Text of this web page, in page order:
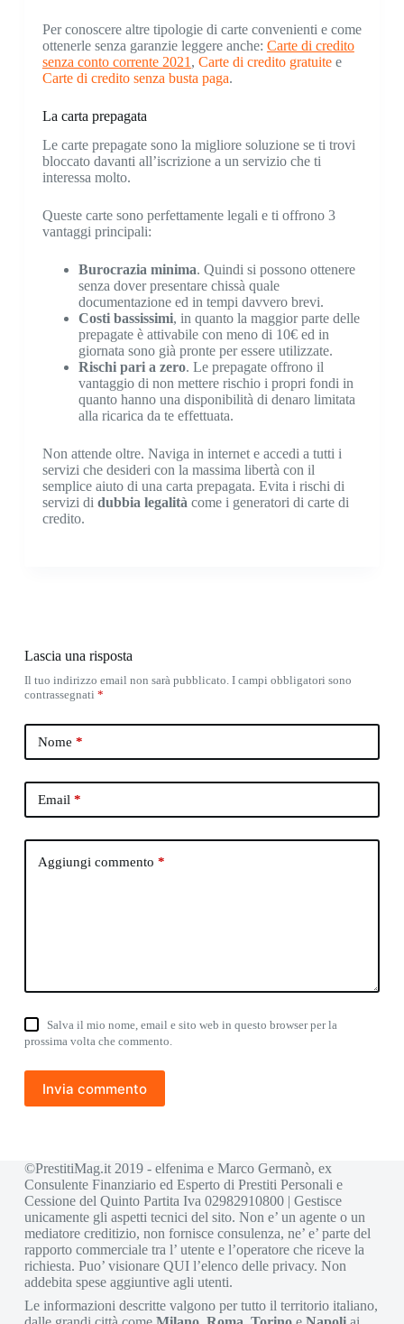
Per conoscere altre tipologie di carte convenienti e come
ottenerle senza garanzie leggere anche: Carte di credito
senza conto corrente 2021 , Carte di credito gratuitee
Carte di credito senza busta paga.
La carta prepagata
Le carte prepagate sono la migliore soluzione se ti trovi
bloccato davanti all’iscrizione a un servizio che ti
interessa molto.
Queste carte sono perfettamente legali e ti offrono 3
vantaggi principali:
Burocrazia minima. Quindi si possono ottenere
senza dover presentare chissà quale
documentazione ed in tempi davvero brevi.
Costi bassissimi, in quanto la maggior parte delle
prepagate è attivabile con meno di 10€ ed in
giornata sono già pronte per essere utilizzate.
Rischi pari a zero. Le prepagate offrono il
vantaggio di non mettere rischio i propri fondi in
quanto hanno una disponibilità di denaro limitata
alla ricarica da te effettuata.
Non attende oltre. Naviga in internet e accedi a tutti i
servizi che desideri con la massima libertà con il
semplice aiuto di una carta prepagata. Evita i rischi di
servizi di dubbia legalità come i generatori di carte di
credito.
Lascia una risposta
Il tuo indirizzo email non sarà pubblicato. I campi obbligatori sono
contrassegnati *
Nome *
Email *
Aggiungi commento *
Salva il mio nome, email e sito web in questo browser per la
prossima volta che commento.
Invia commento
©PrestitiMag.it 2019 - elfenima e Marco Germanò, ex
Consulente Finanziario ed Esperto di Prestiti Personali e
Cessione del Quinto Partita Iva 02982910800 | Gestisce
unicamente gli aspetti tecnici del sito. Non e’ un agente o un
mediatore creditizio, non fornisce consulenza, ne’ e’ parte del
rapporto commerciale tra l’ utente e l’operatore che riceve la
richiesta. Puo’ visionare QUIl’elenco delle privacy. Non
addebita spese aggiuntive agli utenti.
Le informazioni descritte valgono per tutto il territorio italiano,